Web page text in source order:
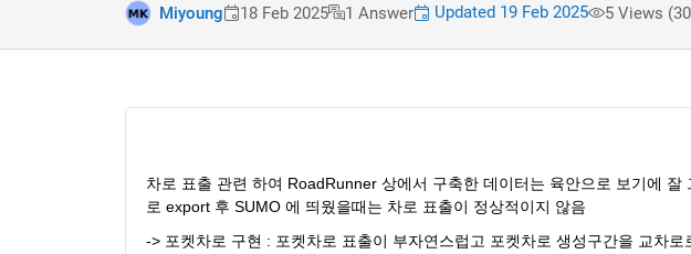
Miyoung 18 Feb 2025 1 Answer Updated 19 Feb 2025 5 Views
차로 표출 관련 하여 RoadRunner 상에서 구축한 데이터는 육안으로 보기에
로 export 후 SUMO 에 띄웠을때는 차로 표출이 정상적이지 않음
-> 포켓차로 구현 : 포켓차로 표출이 부자연스럽고 포켓차로 생성구간을 교차